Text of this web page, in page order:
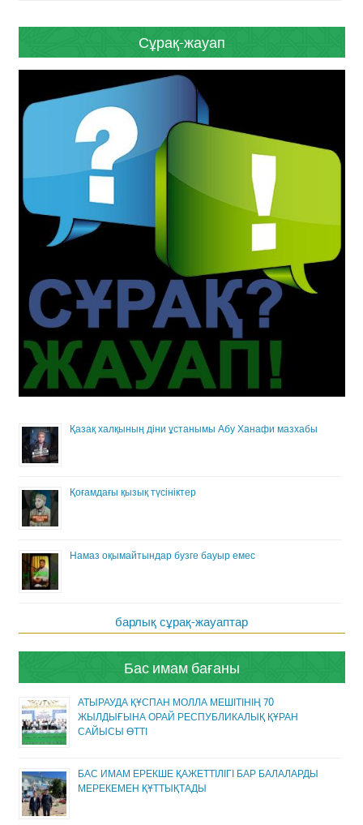
Сұрақ-жауап
Қазақ халқының діни ұстанымы Абу Ханафи мазхабы
Қоғамдағы қызық түсініктер
Намаз оқымайтындар бузге бауыр емес
барлық сұрақ-жауаптар
Бас имам бағаны
АТЫРАУДА ҚҰСПАН МОЛЛА МЕШІТІНІҢ 70
ЖЫЛДЫҒЫНА ОРАЙ РЕСПУБЛИКАЛЫҚ ҚҰРАН
САЙЫСЫ ӨТТІ
БАС ИМАМ ЕРЕКШЕ ҚАЖЕТТІЛІГІ БАР БАЛАЛАРДЫ
МЕРЕКЕМЕН ҚҰТТЫҚТАДЫ